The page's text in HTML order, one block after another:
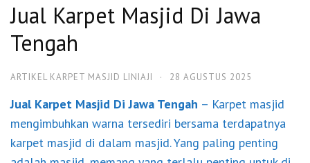
Jual Karpet Masjid Di Jawa
Tengah
ARTIKEL KARPET MASJID LINIAJI · 28 AGUSTUS 2025
Jual Karpet Masjid Di Jawa Tengah – Karpet masjid
mengimbuhkan warna tersediri bersama terdapatnya
karpet masjid di dalam masjid. Yang paling penting